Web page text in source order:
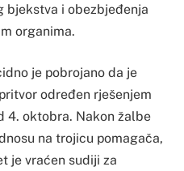
bjekstva i obezbjeđenja
organima.
je pobrojano da je
određen rješenjem
4. oktobra. Nakon žalbe
na trojicu pomagača,
je vraćen sudiji za